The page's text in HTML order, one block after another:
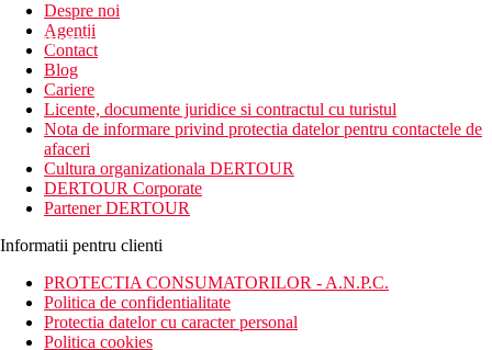
newsletter!
Despre noi
Agentii
Contact
Blog
Cariere
Licente, documente juridice si contractul cu turistul
Nota de informare privind protectia datelor pentru contactele de
afaceri
Cultura organizationala DERTOUR
DERTOUR Corporate
Partener DERTOUR
Informatii pentru clienti
PROTECTIA CONSUMATORILOR - A.N.P.C.
Politica de confidentialitate
Protectia datelor cu caracter personal
Politica cookies